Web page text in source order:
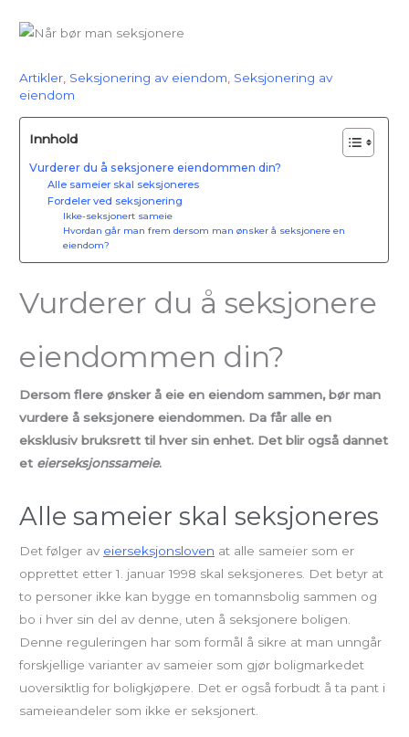
Artikler, Seksjonering av eiendom, Seksjonering av
eiendom
Innhold
Vurderer du å seksjonere eiendommen din?
Alle sameier skal seksjoneres
Fordeler ved seksjonering
Ikke-seksjonert sameie
Hvordan går man frem dersom man ønsker å seksjonere en
eiendom?
Vurderer du å seksjonere
eiendommen din?
Dersom flere ønsker å eie en eiendom sammen, bør man
vurdere å seksjonere eiendommen. Da får alle en
eksklusiv bruksrett til hver sin enhet. Det blir også dannet
et eierseksjonssameie.
Alle sameier skal seksjoneres
Det følger av eierseksjonsloven at alle sameier som er
opprettet etter 1. januar 1998 skal seksjoneres. Det betyr at
to personer ikke kan bygge en tomannsbolig sammen og
bo i hver sin del av denne, uten å seksjonere boligen.
Denne reguleringen har som formål å sikre at man unngår
forskjellige varianter av sameier som gjør boligmarkedet
uoversiktlig for boligkjøpere. Det er også forbudt å ta pant i
sameieandeler som ikke er seksjonert.